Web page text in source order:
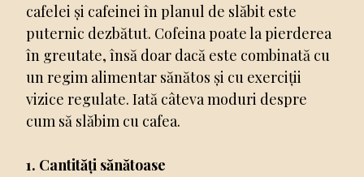
cafelei și cafeinei în planul de slăbit este
puternic dezbătut. Cofeina poate la pierderea
în greutate, însă doar dacă este combinată cu
un regim alimentar sănătos și cu exerciții
vizice regulate. Iată câteva moduri despre
cum să slăbim cu cafea.
1. Cantități sănătoase